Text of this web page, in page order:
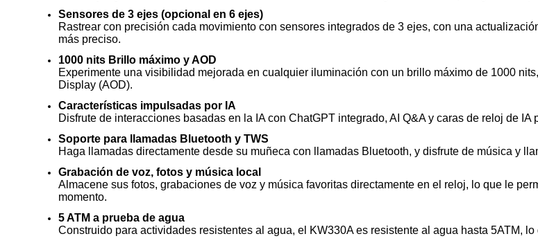
Sensores de 3 ejes (opcional en 6 ejes)
Rastrear con precisión cada movimiento con sensores integrados de 3 ejes, con una
más preciso.
1000 nits Brillo máximo y AOD
Experimente una visibilidad mejorada en cualquier iluminación con un brillo máximo de 1000
Display (AOD).
Características impulsadas por IA
Disfrute de interacciones basadas en la IA con ChatGPT integrado, AI Q&A y caras de reloj de
Soporte para llamadas Bluetooth y TWS
Haga llamadas directamente desde su muñeca con llamadas Bluetooth, y disfrute de música y
Grabación de voz, fotos y música local
Almacene sus fotos, grabaciones de voz y música favoritas directamente en el reloj, lo que le
momento.
5 ATM a prueba de agua
Construido para actividades resistentes al agua, el KW330A es resistente al agua hasta 5ATM,